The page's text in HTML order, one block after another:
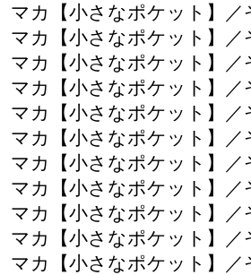
マカ【小さなポケット】／
マカ【小さなポケット】／
マカ【小さなポケット】／
マカ【小さなポケット】／
マカ【小さなポケット】／
マカ【小さなポケット】／
マカ【小さなポケット】／
マカ【小さなポケット】／
マカ【小さなポケット】／
マカ【小さなポケット】／
マカ【小さなポケット】／